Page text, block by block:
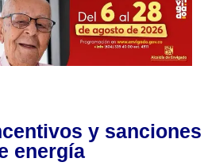
y sanciones
energía